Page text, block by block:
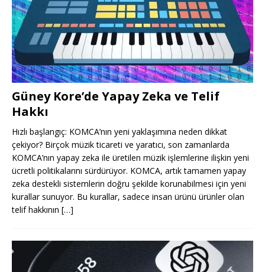
Güney Kore’de Yapay Zeka ve Telif
Hakkı
Hızlı başlangıç: KOMCA’nın yeni yaklaşımına neden dikkat
çekiyor? Birçok müzik ticareti ve yaratıcı, son zamanlarda
KOMCA’nın yapay zeka ile üretilen müzik işlemlerine ilişkin yeni
ücretli politikalarını sürdürüyor. KOMCA, artık tamamen yapay
zeka destekli sistemlerin doğru şekilde korunabilmesi için yeni
kurallar sunuyor. Bu kurallar, sadece insan ürünü ürünler olan
telif hakkının […]